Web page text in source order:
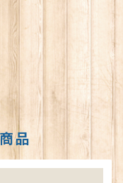
品